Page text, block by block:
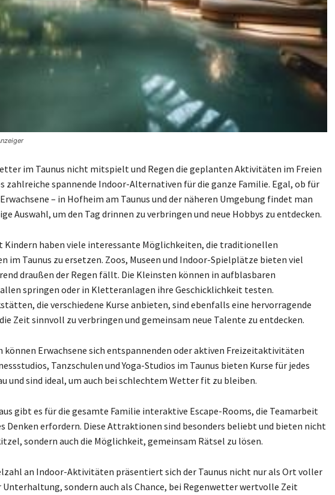
im Taunus nicht mitspielt und Regen die geplanten Aktivitäten im Freien
zahlreiche spannende Indoor-Alternativen für die ganze Familie. Egal, ob für
– in Hofheim am Taunus und der näheren Umgebung findet man
Auswahl, um den Tag drinnen zu verbringen und neue Hobbys zu entdecken.
Kindern haben viele interessante Möglichkeiten, die traditionellen
im Taunus zu ersetzen. Zoos, Museen und Indoor-Spielplätze bieten viel
draußen der Regen fällt. Die Kleinsten können in aufblasbaren
springen oder in Kletteranlagen ihre Geschicklichkeit testen.
die verschiedene Kurse anbieten, sind ebenfalls eine hervorragende
Zeit sinnvoll zu verbringen und gemeinsam neue Talente zu entdecken.
können Erwachsene sich entspannenden oder aktiven Freizeitaktivitäten
Tanzschulen und Yoga-Studios im Taunus bieten Kurse für jedes
und sind ideal, um auch bei schlechtem Wetter fit zu bleiben.
gibt es für die gesamte Familie interaktive Escape-Rooms, die Teamarbeit
Denken erfordern. Diese Attraktionen sind besonders beliebt und bieten nicht
sondern auch die Möglichkeit, gemeinsam Rätsel zu lösen.
an Indoor-Aktivitäten präsentiert sich der Taunus nicht nur als Ort voller
Unterhaltung, sondern auch als Chance, bei Regenwetter wertvolle Zeit